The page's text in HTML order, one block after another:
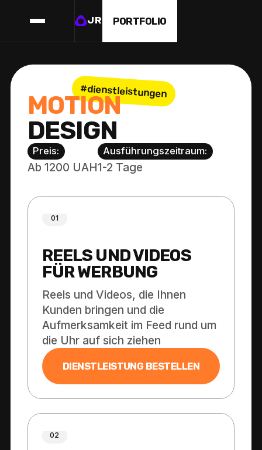
JR PORTFOLIO
MOTION
DESIGN
#dienstleistungen
Preis:
Ab 1200 UAH
Ausführungszeitraum:
1-2 Tage
01
REELS UND VIDEOS
FÜR WERBUNG
Reels und Videos, die Ihnen
Kunden bringen und die
Aufmerksamkeit im Feed rund um
die Uhr auf sich ziehen
DIENSTLEISTUNG BESTELLEN
02